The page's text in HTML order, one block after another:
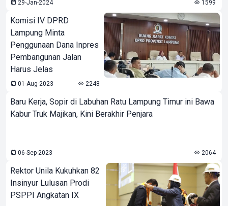
29-Jan-2024 1599
Komisi IV DPRD
Lampung Minta
Penggunaan Dana Inpres
Pembangunan Jalan
Harus Jelas
01-Aug-2023 2248
Baru Kerja, Sopir di Labuhan Ratu Lampung Timur ini Bawa
Kabur Truk Majikan, Kini Berakhir Penjara
06-Sep-2023 2064
Rektor Unila Kukuhkan 82
Insinyur Lulusan Prodi
PSPPI Angkatan IX